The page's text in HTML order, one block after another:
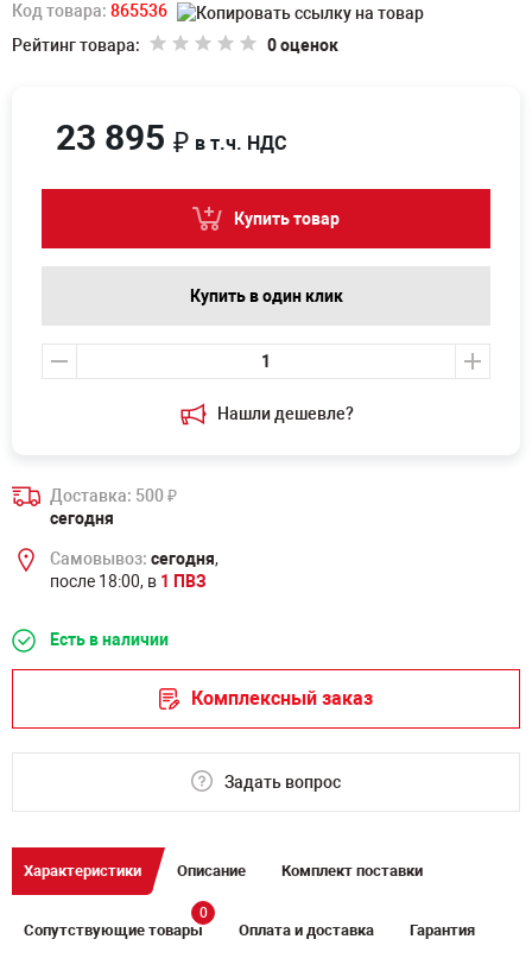
Код товара: 865536
Рейтинг товара:
0 оценок
Нашли дешевле?
23 895 ₽ в т.ч. НДС
Купить товар
Купить в один клик
Доставка: 500₽
сегодня
Самовывоз: сегодня,
после 18:00, в 1 ПВЗ
Есть в наличии
Комплексный заказ
Задать вопрос
Характеристики Описание Комплект поставки
Сопутствующие товары
0
Оплата и доставка Гарантия